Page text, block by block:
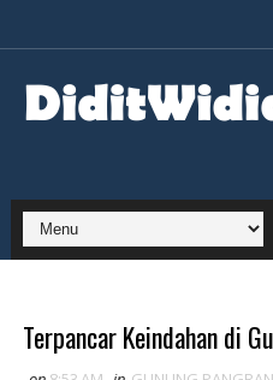
Terpancar Keindahan di